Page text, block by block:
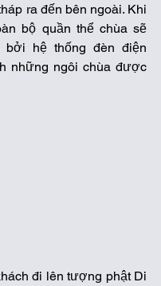
ra đến bên ngoài. Khi
bộ quần thể chùa sẽ
bởi hệ thống đèn điện
những ngôi chùa được
đi lên tượng phật Di